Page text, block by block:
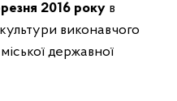
2016 року в
виконавчого
державної